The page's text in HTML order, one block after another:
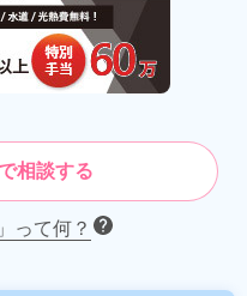
相談する
って何？